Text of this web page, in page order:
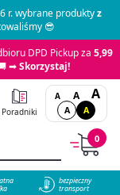
r. wybrane produktyz
😎
DPD Pickup za 5,99
➡Skorzystaj!
Poradniki
A A A
A A
0
bezpieczny
transport